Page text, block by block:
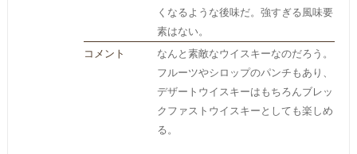
くなるような後味だ。強すぎる風味要
素はない。
コメント
なんと素敵なウイスキーなのだろう。
フルーツやシロップのパンチもあり、
デザートウイスキーはもちろんブレッ
クファストウイスキーとしても楽しめ
る。